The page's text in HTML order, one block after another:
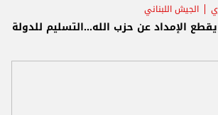
الجيش اللبناني
الإمداد عن حزب الله...التسليم للدولة